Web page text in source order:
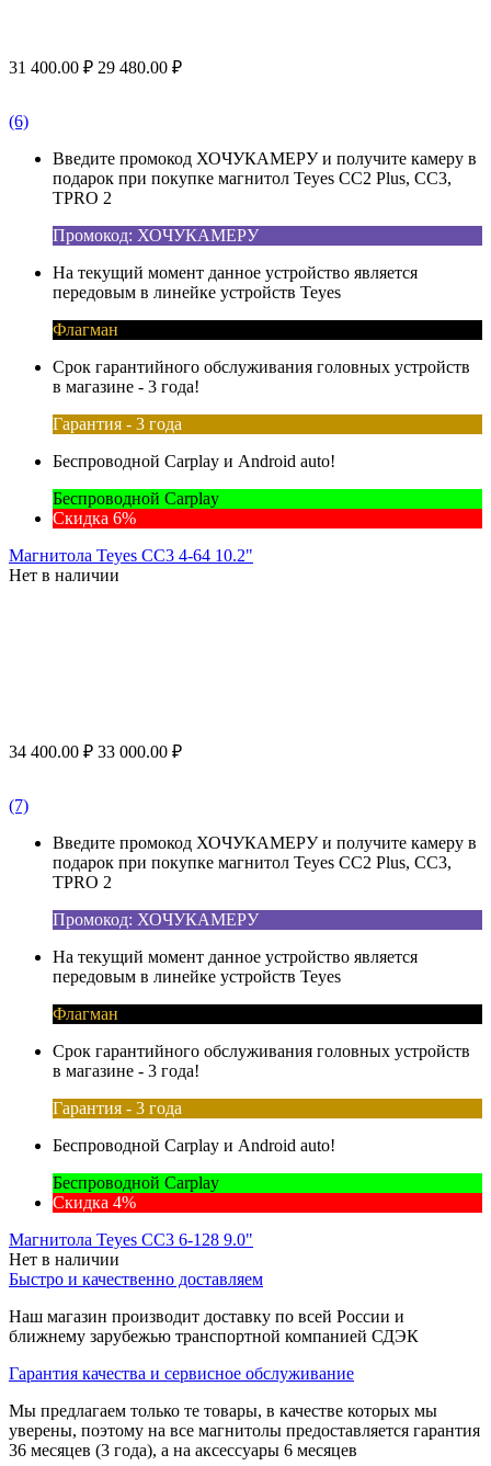
31 400.00 ₽ 29 480.00 ₽
(6)
Введите промокод ХОЧУКАМЕРУ и получите камеру в
подарок при покупке магнитол Teyes CC2 Plus, CC3,
TPRO 2
Промокод: ХОЧУКАМЕРУ
На текущий момент данное устройство является
передовым в линейке устройств Teyes
Флагман
Срок гарантийного обслуживания головных устройств
в магазине - 3 года!
Гарантия - 3 года
Беспроводной Carplay и Android auto!
Беспроводной Carplay
Скидка 6%
Магнитола Teyes CC3 4-64 10.2"
Нет в наличии
34 400.00 ₽ 33 000.00 ₽
(7)
Введите промокод ХОЧУКАМЕРУ и получите камеру в
подарок при покупке магнитол Teyes CC2 Plus, CC3,
TPRO 2
Промокод: ХОЧУКАМЕРУ
На текущий момент данное устройство является
передовым в линейке устройств Teyes
Флагман
Срок гарантийного обслуживания головных устройств
в магазине - 3 года!
Гарантия - 3 года
Беспроводной Carplay и Android auto!
Беспроводной Carplay
Скидка 4%
Магнитола Teyes CC3 6-128 9.0"
Нет в наличии
Быстро и качественно доставляем
Наш магазин производит доставку по всей России и
ближнему зарубежью транспортной компанией СДЭК
Гарантия качества и сервисное обслуживание
Мы предлагаем только те товары, в качестве которых мы
уверены, поэтому на все магнитолы предоставляется гарантия
36 месяцев (3 года), а на аксессуары 6 месяцев